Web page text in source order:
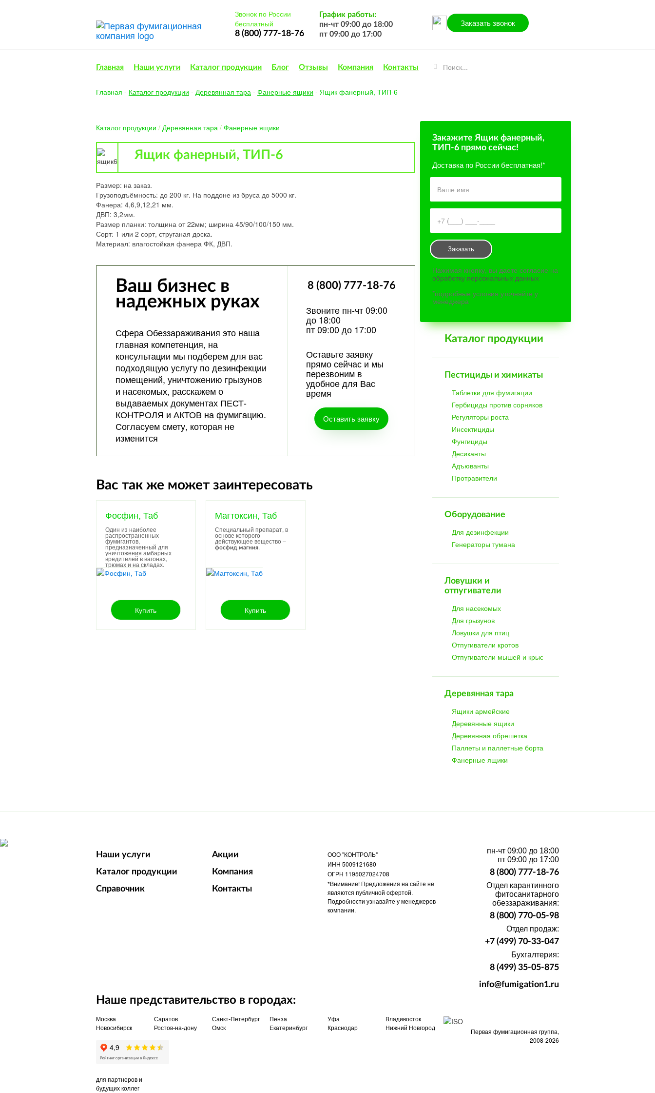
Звонок по России
бесплатный
8 (800) 777-18-76
График работы:
пн-чт 09:00 до 18:00
пт 09:00 до 17:00
Заказать звонок
Главная Наши услуги Каталог продукции Блог Отзывы Компания Контакты
Главная - Каталог продукции - Деревянная тара - Фанерные ящики - Ящик фанерный, ТИП-6
Каталог продукции / Деревянная тара / Фанерные ящики
Ящик фанерный, ТИП-6
Размер: на заказ.
Грузоподъёмность: до 200 кг. На поддоне из бруса до 5000 кг.
Фанера: 4,6,9,12,21 мм.
ДВП: 3,2мм.
Размер планки: толщина от 22мм; ширина 45/90/100/150 мм.
Сорт: 1 или 2 сорт, струганая доска.
Материал: влагостойкая фанера ФК, ДВП.
Ваш бизнес в
надежных руках
Сфера Обеззараживания это наша
главная компетенция, на
консультации мы подберем для вас
подходящую услугу по дезинфекции
помещений, уничтожению грызунов
и насекомых, расскажем о
выдаваемых документах ПЕСТ-
КОНТРОЛЯ и АКТОВ на фумигацию.
Согласуем смету, которая не
изменится
8 (800) 777-18-76
Звоните пн-чт 09:00
до 18:00
пт 09:00 до 17:00
Оставьте заявку
прямо сейчас и мы
перезвоним в
удобное для Вас
время
Оставить заявку
Вас так же может заинтересовать
Фосфин, Таб
Один из наиболее
распространенных
фумигантов,
предназначенный для
уничтожения амбарных
вредителей в вагонах,
трюмах и на складах.
Купить
Магтоксин, Таб
Специальный препарат, в
основе которого
действующее вещество –
фосфид магния.
Купить
Закажите Ящик фанерный,
ТИП-6 прямо сейчас!
Доставка по России бесплатная!*
Заказать
Нажимая кнопку, вы даете согласие на
обработку персональных данных
*подробные условия уточняйте у
менеджера
Каталог продукции
Пестициды и химикаты
Таблетки для фумигации
Гербициды против сорняков
Регуляторы роста
Инсектициды
Фунгициды
Десиканты
Адъюванты
Протравители
Оборудование
Для дезинфекции
Генераторы тумана
Ловушки и
отпугиватели
Для насекомых
Для грызунов
Ловушки для птиц
Отпугиватели кротов
Отпугиватели мышей и крыс
Деревянная тара
Ящики армейские
Деревянные ящики
Деревянная обрешетка
Паллеты и паллетные борта
Фанерные ящики
Наши услуги
Каталог продукции
Справочник
Акции
Компания
Контакты
ООО "КОНТРОЛЬ"
ИНН 5009121680
ОГРН 1195027024708
*Внимание! Предложения на сайте не
являются публичной офертой.
Подробности узнавайте у менеджеров
компании.
пн-чт 09:00 до 18:00
пт 09:00 до 17:00
8 (800) 777-18-76
Отдел карантинного
фитосанитарного
обеззараживания:
8 (800) 770-05-98
Отдел продаж:
+7 (499) 70-33-047
Бухгалтерия:
8 (499) 35-05-875
info@fumigation1.ru
Наше представительство в городах:
Москва
Новосибирск
для партнеров и
будущих коллег
Саратов
Ростов-на-дону
Санкт-Петербург
Омск
Пенза
Екатеринбург
Уфа
Краснодар
Владивосток
Нижний Новгород
Первая фумигационная группа,
2008-2026